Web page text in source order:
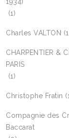
(1)
Charles VALTON
CHARPENTIER &
PARIS
(1)
Christophe Fratin
Compagnie des
Baccarat